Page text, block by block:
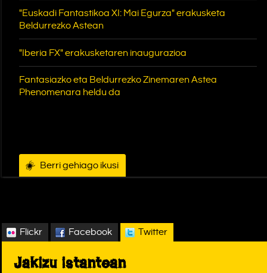
"Euskadi Fantastikoa XI: Mai Egurza" erakusketa
Beldurrezko Astean
"Iberia FX" erakusketaren inaugurazioa
Fantasiazko eta Beldurrezko Zinemaren Astea
Phenomenara heldu da
Berri gehiago ikusi
Flickr Facebook Twitter
Jakizu istantean